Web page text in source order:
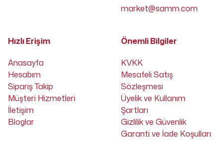
market@samm.com
Hızlı Erişim
Anasayfa
Hesabım
Sipariş Takip
Müşteri Hizmetleri
İletişim
Bloglar
Önemli Bilgiler
KVKK
Mesafeli Satış
Sözleşmesi
Üyelik ve Kullanım
Şartları
Gizlilik ve Güvenlik
Garanti ve İade Koşulları